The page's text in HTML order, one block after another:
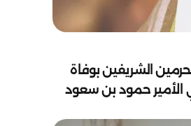
الشريفين بوفاة
الأمير حمود بن سعود